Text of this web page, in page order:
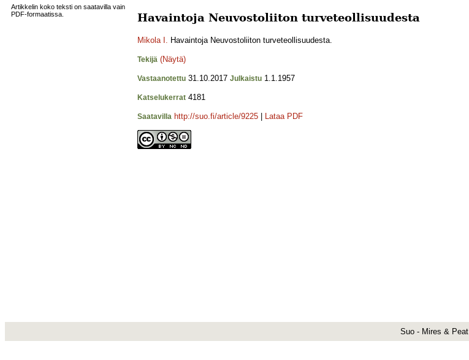
Artikkelin koko teksti on saatavilla vain
PDF-formaatissa.
Havaintoja Neuvostoliiton turveteollisuudesta
Mikola I. Havaintoja Neuvostoliiton turveteollisuudesta.
Tekijä (Näytä)
Vastaanotettu 31.10.2017 Julkaistu 1.1.1957
Katselukerrat 4181
Saatavilla http://suo.fi/article/9225 Lataa PDF
Suo - Mires & Peat